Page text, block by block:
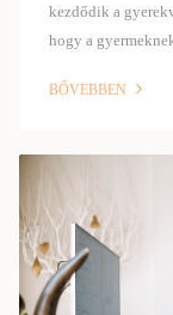
kezdődik a
hogy a
BŐVEBBEN